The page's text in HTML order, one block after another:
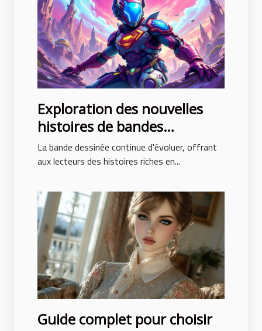
Exploration des nouvelles
histoires de bandes
dessinées avec des intrigues
surprenantes
La bande dessinée continue d'évoluer, offrant
aux lecteurs des histoires riches en...
Guide complet pour choisir